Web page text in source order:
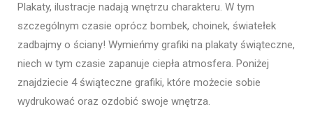
Plakaty, ilustracje nadają wnętrzu charakteru. W tym
szczególnym czasie oprócz bombek, choinek, światełek
zadbajmy o ściany! Wymieńmy grafiki na plakaty świąteczne,
niech w tym czasie zapanuje ciepła atmosfera. Poniżej
znajdziecie 4 świąteczne grafiki, które możecie sobie
wydrukować oraz ozdobić swoje wnętrza.